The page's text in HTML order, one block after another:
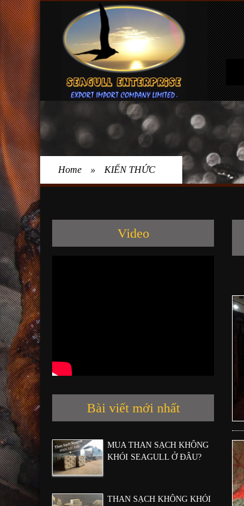
Home » KIẾN THỨC
Video
Bài viết mới nhất
MUA THAN SẠCH KHÔNG
KHÓI SEAGULL Ở ĐÂU?
THAN SẠCH KHÔNG KHÓI